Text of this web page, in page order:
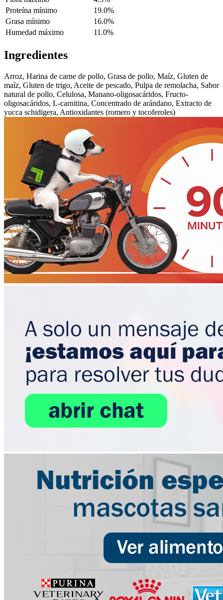
Proteína mínimo
19.0%
Grasa mínimo
16.0%
Humedad máximo
11.0%
Ingredientes
Arroz, Harina de carne de pollo, Grasa de pollo, Maíz, Gluten de
maíz, Gluten de trigo, Aceite de pescado, Pulpa de remolacha, Sabor
natural de pollo, Celulosa, Manano-oligosacáridos, Fructo-
oligosacáridos, L-carnitina, Concentrado de arándano, Extracto de
yucca schidigera, Antioxidantes (romero y tocoferoles)